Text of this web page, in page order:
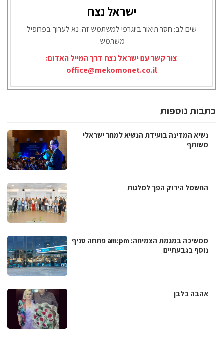
ישראל נצח
שים לב: חסר תיאור ביוגרפי למשתמש זה. נא לערוך בפרופיל
משתמש.
צור קשר עם ישראל נצח דרך המייל האדום:
office@mekomonet.co.il
כתבות נוספות
נשיא המדינה בועידת הנשיא למחר ישראלי
משותף
החשמל הירוק הפך למלגות
ממשיכה במגמת הצמיחה: am:pm פתחה סניף
נוסף בגבעתיים
אהבה בלבן